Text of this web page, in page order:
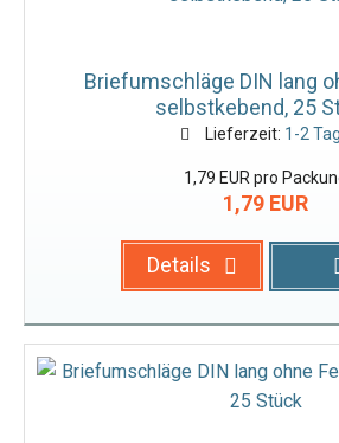
Briefumschläge DIN lang
selbstkebend, 25
Lieferzeit: 1-2
1,79 EUR pro
1,79 EUR
Details